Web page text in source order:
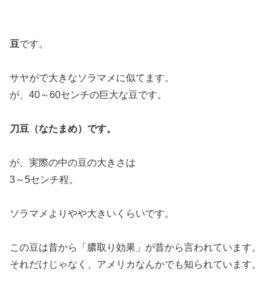
豆です。
サヤがで大きなソラマメに似てます。
が、40～60センチの巨大な豆です。
刀豆（なたまめ）です。
が、実際の中の豆の大きさは
3～5センチ程。
ソラマメよりやや大きいくらいです。
この豆は昔から「膿取り効果」が昔から言われています。
それだけじゃなく、アメリカなんかでも知られています。